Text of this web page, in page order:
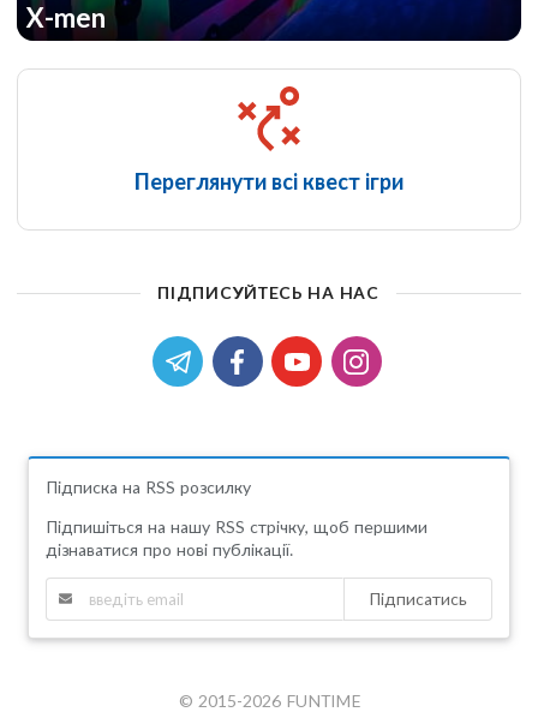
X-men
Переглянути всі квест ігри
ПІДПИСУЙТЕСЬ НА НАС
Підписка на RSS розсилку
Підпишіться на нашу RSS стрічку, щоб першими
дізнаватися про нові публікації.
Підписатись
© 2015-2026 FUNTIME